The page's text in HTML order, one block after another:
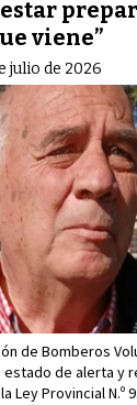
viene”
julio de 2026
de Bomberos
de alerta y
Ley Provincial N.º